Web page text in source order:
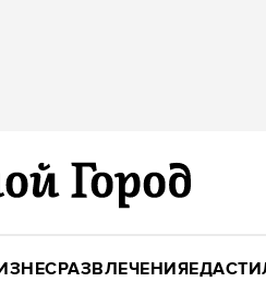
РАЗВЛЕЧЕНИЯЕДА